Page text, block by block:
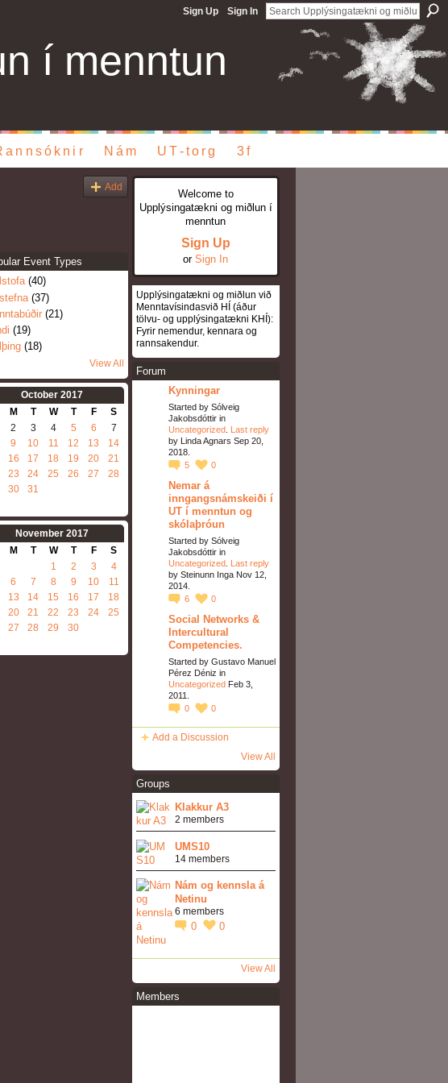
Sign Up Sign In
í menntun
Nám UT-torg 3f
Add
Event Types
(40)
(37)
(21)
(19)
(18)
View All
October 2017
M T W T F
S
2 3 4 5 6
7
9 10 11 12 13
14
16 17 18 19 20
21
23 24 25 26 27
28
30 31
November 2017
M T W T F
S
1
2 3
4
6 7 8 9 10
11
13 14 15 16 17
18
20 21 22 23 24
25
27 28 29 30
Welcome to
Upplýsingatækni og miðlun í
menntun
Sign Up
or Sign In
Upplýsingatækni og miðlun við
Menntavísindasvið HÍ (áður
tölvu- og upplýsingatækni KHÍ):
Fyrir nemendur, kennara og
rannsakendur.
Forum
Kynningar
Started by Sólveig
Jakobsdóttir in
Uncategorized
Last reply
by Linda Agnars Sep 20,
2018.
5
0
Nemar á
inngangsnámskeiði í
UT í menntun og
skólaþróun
Started by Sólveig
Jakobsdóttir in
Uncategorized
Last reply
by Steinunn Inga Nov 12,
2014.
6
0
Social Networks &
Intercultural
Competencies.
Started by Gustavo Manuel
Pérez Déniz in
UncategorizedFeb 3,
2011.
0
0
Add a Discussion
View All
Groups
Klakkur A3
2 members
UMS10
14 members
Nám og kennsla á
Netinu
6 members
0 0
View All
Members